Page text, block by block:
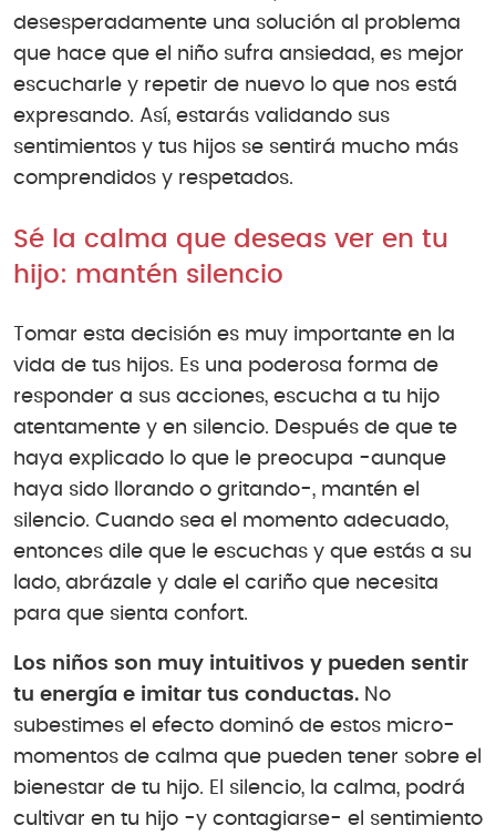
desesperadamente una solución al problema
que hace que el niño sufra ansiedad, es mejor
escucharle y repetir de nuevo lo que nos está
expresando. Así, estarás validando sus
sentimientos y tus hijos se sentirá mucho más
comprendidos y respetados.
Sé la calma que deseas ver en tu
hijo: mantén silencio
Tomar esta decisión es muy importante en la
vida de tus hijos. Es una poderosa forma de
responder a sus acciones, escucha a tu hijo
atentamente y en silencio. Después de que te
haya explicado lo que le preocupa -aunque
haya sido llorando o gritando-, mantén el
silencio. Cuando sea el momento adecuado,
entonces dile que le escuchas y que estás a su
lado, abrázale y dale el cariño que necesita
para que sienta confort.
Los niños son muy intuitivos y pueden sentir
tu energía e imitar tus conductas. No
subestimes el efecto dominó de estos micro-
momentos de calma que pueden tener sobre el
bienestar de tu hijo. El silencio, la calma, podrá
cultivar en tu hijo -y contagiarse- el sentimiento